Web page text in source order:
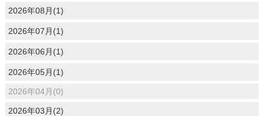
2026年08月(1)
2026年07月(1)
2026年06月(1)
2026年05月(1)
2026年04月(0)
2026年03月(2)